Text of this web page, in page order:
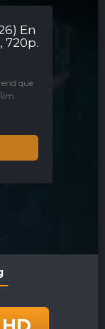
En
720p.
que